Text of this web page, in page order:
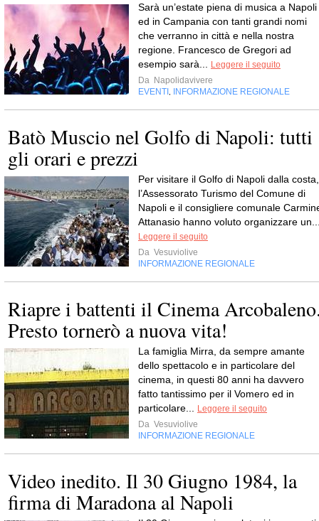
Sarà un’estate piena di musica a Napoli
ed in Campania con tanti grandi nomi
che verranno in città e nella nostra
regione. Francesco de Gregori ad
esempio sarà...
Leggere il seguito
Da Napolidavivere
EVENTI INFORMAZIONE REGIONALE
Batò Muscio nel Golfo di Napoli: tutti
gli orari e prezzi
Per visitare il Golfo di Napoli dalla costa,
l’Assessorato Turismo del Comune di
Napoli e il consigliere comunale
Attanasio hanno voluto organizzare
Leggere il seguito
Da Vesuviolive
INFORMAZIONE REGIONALE
Riapre i battenti il Cinema
Presto tornerò a nuova vita!
La famiglia Mirra, da sempre amante
dello spettacolo e in particolare del
cinema, in questi 80 anni ha davvero
fatto tantissimo per il Vomero ed in
particolare...
Leggere il seguito
Da Vesuviolive
INFORMAZIONE REGIONALE
Video inedito. Il 30 Giugno 1984, la
firma di Maradona al Napoli